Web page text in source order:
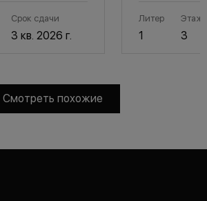
Срок сдачи
3 кв. 2026 г.
Литер
1
Этаж
3
Смотреть похожие